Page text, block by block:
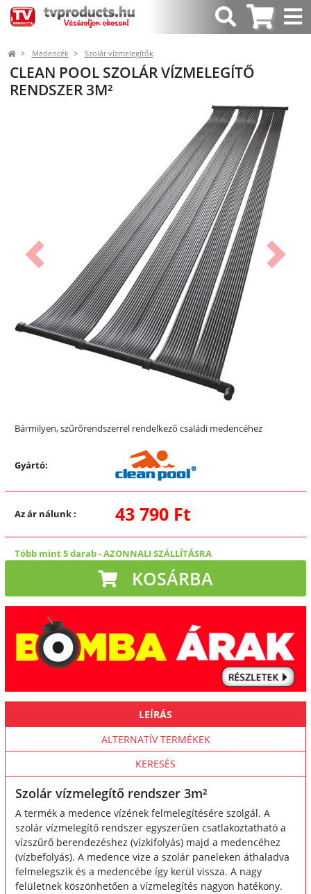
Medencék Szolár vízmelegítők
CLEAN POOL SZOLÁR VÍZMELEGÍTŐ
RENDSZER 3M²
Előző
Bármilyen, szűrőrendszerrel rendelkező családi medencéhez
Gyártó:
Az ár nálunk: 43 790 Ft
Több mint 5 darab-AZONNALI SZÁLLÍTÁSRA
KOSÁRBA
LEÍRÁS
ALTERNATÍV TERMÉKEK
KERESÉS
Szolár vízmelegítő rendszer 3m²
A termék a medence vízének felmelegítésére szolgál. A
szolár vízmelegítő rendszer egyszerűen csatlakoztatható a
vízszűrő berendezéshez (vízkifolyás) majd a medencéhez
(vízbefolyás). A medence vize a szolár paneleken áthaladva
felmelegszik és a medencébe így kerül vissza. A nagy
felületnek köszönhetően a vízmelegítés nagyon hatékony.